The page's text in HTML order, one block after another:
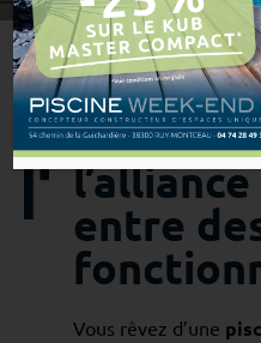
Piscine
entre
Vous rêvez d’une